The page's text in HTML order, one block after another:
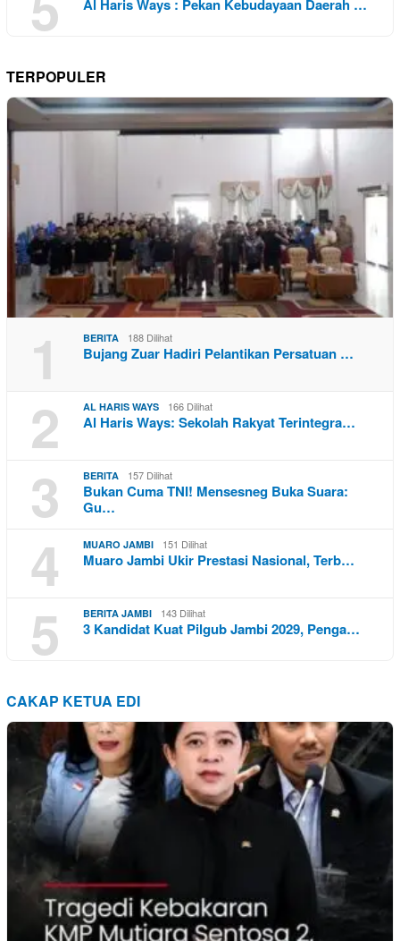
Al Haris Ways : Pekan Kebudayaan Daerah …
TERPOPULER
1 BERITA 188 Dilihat
Bujang Zuar Hadiri Pelantikan Persatuan …
2 AL HARIS WAYS 166 Dilihat
Al Haris Ways: Sekolah Rakyat Terintegra…
3 BERITA 157 Dilihat
Bukan Cuma TNI! Mensesneg Buka Suara:
Gu…
4 MUARO JAMBI 151 Dilihat
Muaro Jambi Ukir Prestasi Nasional, Terb…
5 BERITA JAMBI 143 Dilihat
3 Kandidat Kuat Pilgub Jambi 2029, Penga…
CAKAP KETUA EDI